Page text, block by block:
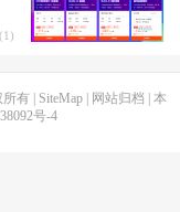
1 )
有 | SiteMap| 网站归档
本
号-4